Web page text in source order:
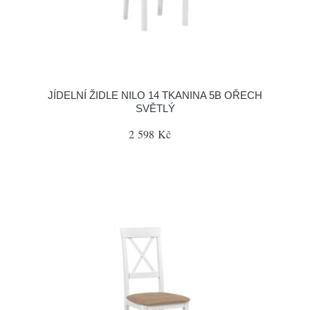
JÍDELNÍ ŽIDLE NILO 14 TKANINA 5B OŘECH
SVĚTLÝ
2 598 Kč